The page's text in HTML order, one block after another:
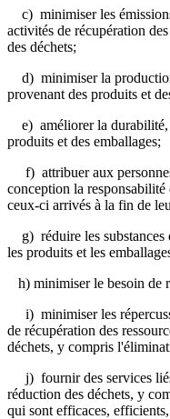
c) minimiser les
activités de récupération
des déchets;
d) minimiser la
provenant des produits et
e) améliorer la durabilité,
produits et des emballages;
f) attribuer aux
conception la responsabilité
ceux-ci arrivés à la fin de
g) réduire les substances
les produits et les
h) minimiser le besoin de
i) minimiser les
de récupération des
déchets, y compris
j) fournir des services liés
réduction des déchets, y
qui sont efficaces,